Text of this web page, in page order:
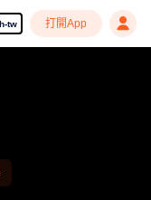
tw 打開App